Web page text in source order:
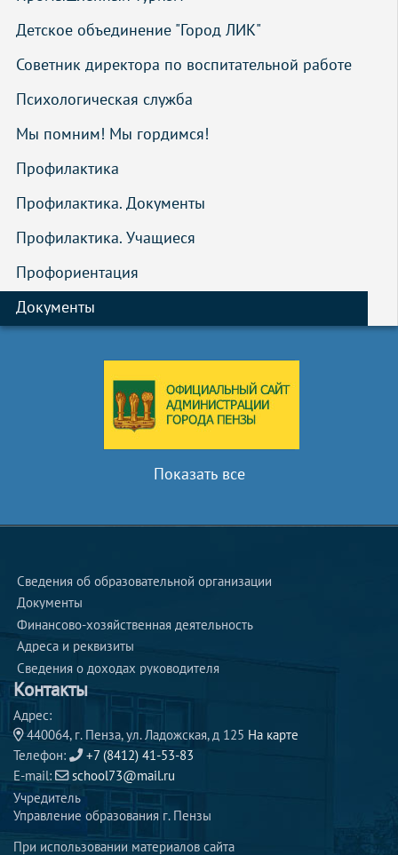
Детское объединение "Город ЛИК"
Советник директора по воспитательной работе
Психологическая служба
Мы помним! Мы гордимся!
Профилактика
Профилактика. Документы
Профилактика. Учащиеся
Профориентация
Документы
Показать все
Сведения об образовательной организации
Документы
Финансово-хозяйственная деятельность
Адреса и реквизиты
Сведения о доходах руководителя
Контакты
Адрес:
440064, г. Пенза, ул. Ладожская, д 125 На карте
Телефон:
+7 (8412) 41-53-83
E-mail:
school73@mail.ru
Учредитель
Управление образования г. Пензы
При использовании материалов сайта